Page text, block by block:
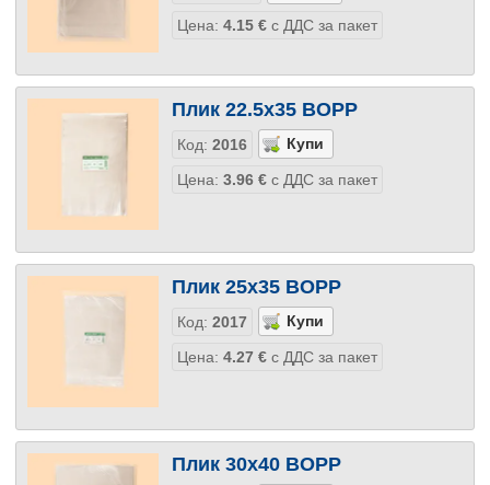
Цена: 4.15 €с ДДС за пакет
Плик 22.5х35 BOPP
Код: 2016
Цена: 3.96 €с ДДС за пакет
Плик 25х35 BOPP
Код: 2017
Цена: 4.27 €с ДДС за пакет
Плик 30х40 BOPP